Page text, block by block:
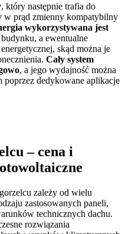
, który następnie trafia do
w prąd zmienny kompatybilny
wykorzystywana jest
a ewentualne
skąd można je
Cały system
, a jego wydajność można
dedykowane aplikacje
– cena i
zależy od wielu
zastosowanych paneli,
technicznych dachu.
rozwiązania